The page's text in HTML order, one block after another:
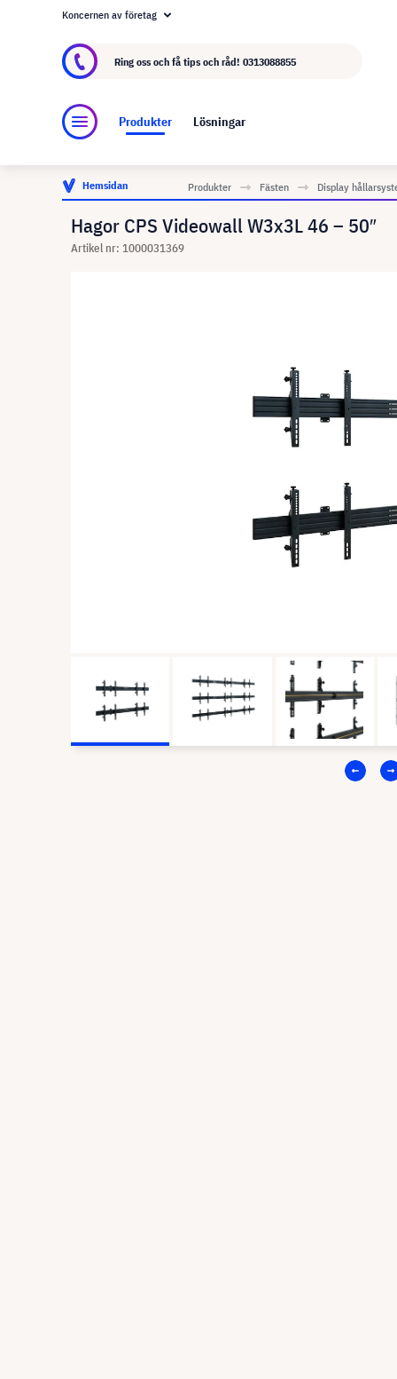
Om visunext.se
Koncernen av företag
Ring oss och få tips och råd! 0313088855
Produkter Lösningar
Hemsidan Produkter Fästen Display
Hagor CPS Videowall W3x3L 46 – 50″
Artikel nr: 1000031369